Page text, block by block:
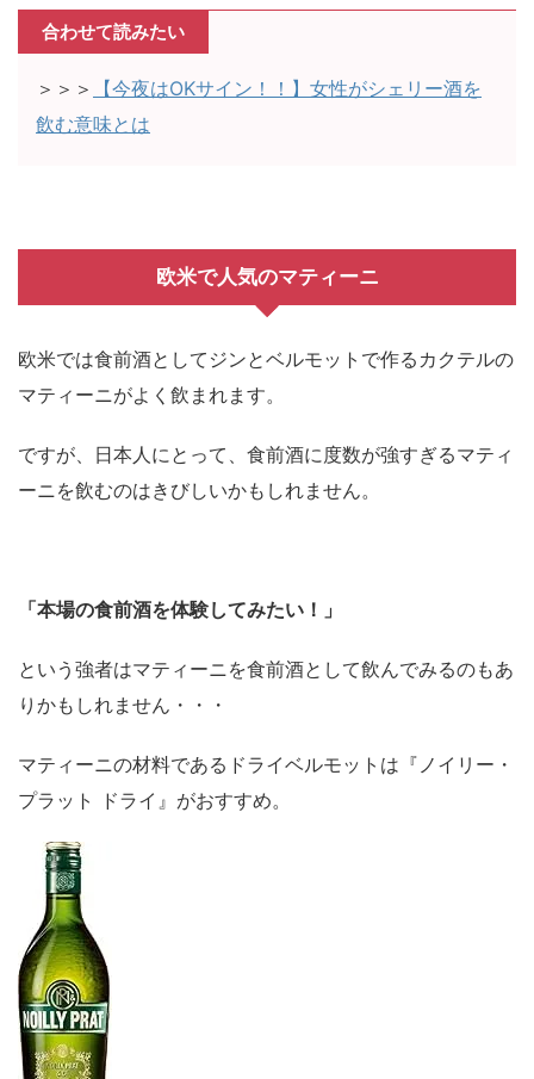
合わせて読みたい
＞＞＞
【今夜はOKサイン！！】女性がシェリー酒を
飲む意味とは
欧米で人気のマティーニ
欧米では食前酒としてジンとベルモットで作るカクテルの
マティーニがよく飲まれます。
ですが、日本人にとって、食前酒に度数が強すぎるマティ
ーニを飲むのはきびしいかもしれません。
「本場の食前酒を体験してみたい！」
という強者はマティーニを食前酒として飲んでみるのもあ
りかもしれません・・・
マティーニの材料であるドライベルモットは『ノイリー・
プラット ドライ』がおすすめ。